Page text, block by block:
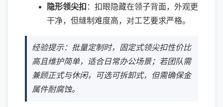
隐形领尖扣 ：扣眼隐藏在领子背面，外观更
干净，但缝制难度高，对工艺要求严格。
经验提示：批量定制时，固定式领尖扣性价比
高且维护简单，适合日常办公场景；若团队需
兼顾正式与休闲，可选可拆卸式，但需确保金
属件耐腐蚀。